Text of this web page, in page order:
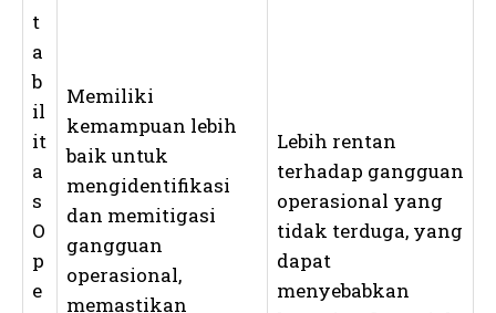
t
a
b
il
it
a
s
O
p
e
Memiliki
kemampuan lebih
baik untuk
mengidentifikasi
dan memitigasi
gangguan
operasional,
memastikan
Lebih rentan
terhadap gangguan
operasional yang
tidak terduga, yang
dapat
menyebabkan